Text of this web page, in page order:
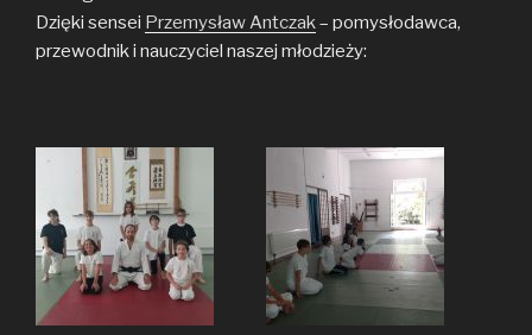
Dzięki sensei Przemysław Antczak– pomysłodawca,
przewodnik i nauczyciel naszej młodzieży: